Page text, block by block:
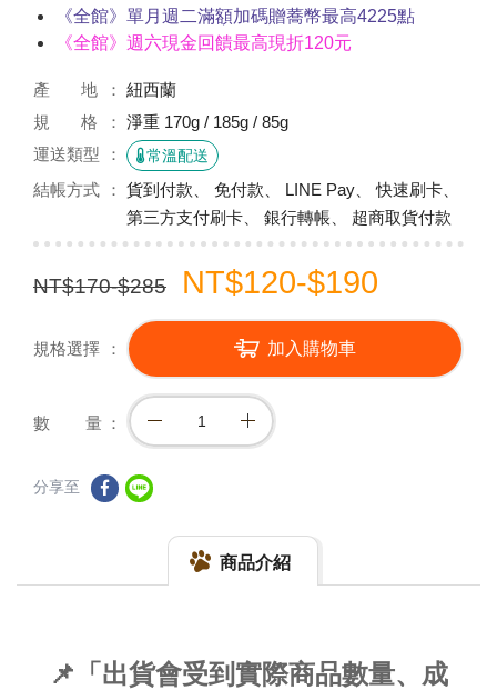
《全館》單月週二滿額加碼贈蕎幣最高4225點
《全館》週六現金回饋最高現折120元
產 地
紐西蘭
規 格
淨重 170g / 185g / 85g
運送類型
常溫配送
結帳方式
貨到付款、 免付款、 LINE Pay、 快速刷卡、
第三方支付刷卡、 銀行轉帳、 超商取貨付款
NT$170-$285 NT$120-$190
規格選擇 加入購物車
數 量
分享至
商品介紹
📌「出貨會受到實際商品數量、成